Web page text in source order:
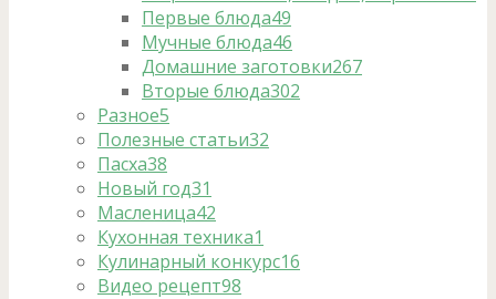
Первые блюда49
Мучные блюда46
Домашние заготовки267
Вторые блюда302
Разное5
Полезные статьи32
Пасха38
Новый год31
Масленица42
Кухонная техника1
Кулинарный конкурс16
Видео рецепт98